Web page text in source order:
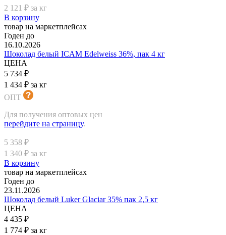
2 121 ₽ за кг
В корзину
товар на маркетплейсах
Годен до
16.10.2026
Шоколад белый ICAM Edelweiss 36%, пак 4 кг
ЦЕНА
5 734 ₽
1 434 ₽ за кг
ОПТ
Для получения оптовых цен
перейдите на страницу.
5 358 ₽
1 340 ₽ за кг
В корзину
товар на маркетплейсах
Годен до
23.11.2026
Шоколад белый Luker Glaciar 35% пак 2,5 кг
ЦЕНА
4 435 ₽
1 774 ₽ за кг